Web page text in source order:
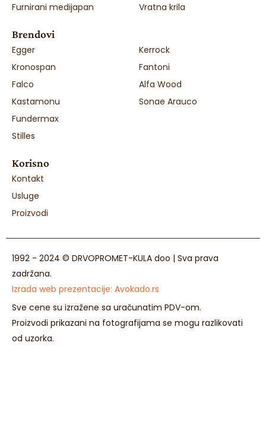
Furnirani medijapan
Vratna krila
Brendovi
Egger
Kronospan
Falco
Kastamonu
Fundermax
Stilles
Kerrock
Fantoni
Alfa Wood
Sonae Arauco
Korisno
Kontakt
Usluge
Proizvodi
1992 - 2024 © DRVOPROMET-KULA doo | Sva prava
zadržana.
Izrada web prezentacije: Avokado.rs
Sve cene su izražene sa uračunatim PDV-om.
Proizvodi prikazani na fotografijama se mogu razlikovati
od uzorka.